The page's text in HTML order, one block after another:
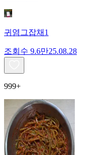
귀염그잡채1
조회수 9.6만25.08.28
999+